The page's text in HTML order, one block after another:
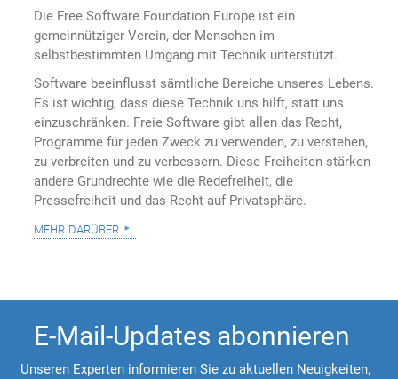
Die Free Software Foundation Europe ist ein
gemeinnütziger Verein, der Menschen im
selbstbestimmten Umgang mit Technik unterstützt.
Software beeinflusst sämtliche Bereiche unseres Lebens.
Es ist wichtig, dass diese Technik uns hilft, statt uns
einzuschränken. Freie Software gibt allen das Recht,
Programme für jeden Zweck zu verwenden, zu verstehen,
zu verbreiten und zu verbessern. Diese Freiheiten stärken
andere Grundrechte wie die Redefreiheit, die
Pressefreiheit und das Recht auf Privatsphäre.
mehr darüber
E-Mail-Updates abonnieren
Unseren Experten informieren Sie zu aktuellen Neuigkeiten,